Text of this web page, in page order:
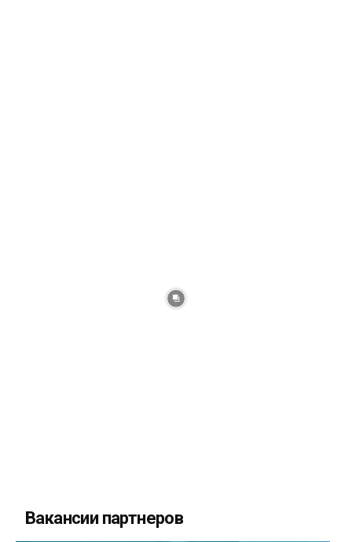
Вакансии партнеров